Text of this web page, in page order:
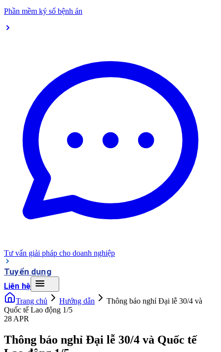
Phần mềm ký số bệnh án
Tư vấn giải pháp cho doanh nghiệp
Tuyển dụng
Liên hệ
Trang chủ Hướng dẫn
Thông báo nghỉ Đại lễ 30/4 và
Quốc tế Lao động 1/5
28 APR
Thông báo nghỉ Đại lễ 30/4 và Quốc tế